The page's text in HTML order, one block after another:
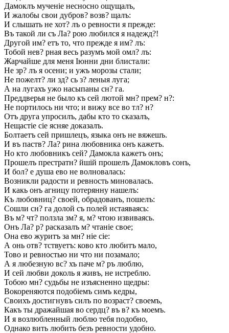
Дамоклъ мученіе несносно ощущалъ,
И жалобы свои дубров? возв? щалъ:
И слышать не хот? лъ о ревности я прежде:
Въ такой ли съ Ла? рою любился я надежд?!
Другой им? етъ то, что прежде я им? лъ:
Тобой нев? рная весь разумъ мой омл? лъ:
Жарчайше для меня Іюнни дни блистали:
Не зр? лъ я осени; и ужъ морозы стали;
Не пожелт? ли зд? сь з? леныя луга;
А на лугахъ ужо насыпаны сн? га.
Преддверья не было къ сей лютой мн? прем? н?:
Не портилось ни что; и вижу все во тл? н?
Отъ друга упросилъ, дабы кто то сказалъ,
Нещастіе сіе ясняе доказалъ.
Болтаетъ сей пришлецъ, языка онъ не вяжешъ.
И въ паств? Ла? рина любовника онъ кажетъ.
Но кто любовникъ сей? Дамокла кажетъ онъ;
Прошелъ престратн? йшій прошелъ Дамокловъ сонъ,
И бол? е душа ево не волновалась:
Возникли радости и ревность миновалась.
И какь онъ агницу потерянну нашелъ:
Къ любовниц? своей, обрадованъ, пошелъ:
Сошли сн? га долой съ полей истаяваясь:
Въ м? чт? ползла зм? я, м? чтою извиваясь.
Онъ Ла? р? расказалъ м? чтаніе свое;
Она ево журитъ за мн? ніе сіе:
А онь отв? тствуетъ: ково кто любитъ мало,
Тово и ревностью ни что ни позамало;
А я любезную вс? хъ паче м? ръ люблю,
И сей любви доколь я живъ, не истреблю.
Тобою мн? судьбы не изъясненно щедры:
Вокореняются подобіемъ симъ кедры,
Своихъ достигнувъ силъ по возраст? своемъ,
Какъ ты дражайшая во сердц? въ в? къ моемъ.
И я возлюбленный люблю тебя подобно,
Однако вить любить безъ ревности удобно.